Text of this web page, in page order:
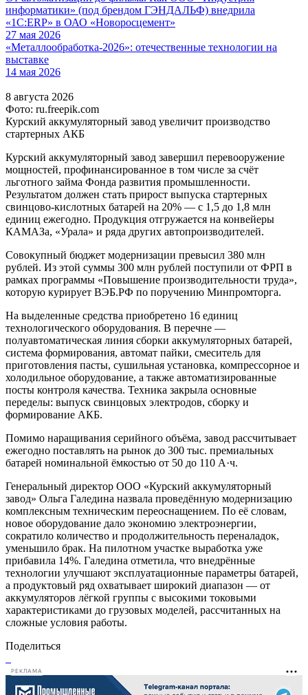
информатики» (под брендом ГЭНДАЛЬФ) внедрила
«1С:ERP» в ОАО «Новоросцемент»
27 мая 2026
«Металлообработка-2026»: отечественные технологии на
выставке
14 мая 2026
8 августа 2026
Фото: ru.freepik.com
Курский аккумуляторный завод увеличит производство
стартерных АКБ
Курский аккумуляторный завод завершил перевооружение
мощностей, профинансированное в том числе за счёт
льготного займа Фонда развития промышленности.
Результатом должен стать прирост выпуска стартерных
свинцово-кислотных батарей на 20% — с 1,5 до 1,8 млн
единиц ежегодно. Продукция отгружается на конвейеры
КАМАЗа, «Урала» и ряда других автопроизводителей.
Совокупный бюджет модернизации превысил 380 млн
рублей. Из этой суммы 300 млн рублей поступили от ФРП в
рамках программы «Повышение производительности труда»,
которую курирует ВЭБ.РФ по поручению Минпромторга.
На выделенные средства приобретено 16 единиц
технологического оборудования. В перечне —
полуавтоматическая линия сборки аккумуляторных батарей,
система формирования, автомат пайки, смеситель для
приготовления пасты, сушильная установка, компрессорное и
холодильное оборудование, а также автоматизированные
посты контроля качества. Техника закрыла основные
переделы: выпуск свинцовых электродов, сборку и
формирование АКБ.
Помимо наращивания серийного объёма, завод рассчитывает
ежегодно поставлять на рынок до 300 тыс. премиальных
батарей номинальной ёмкостью от 50 до 110 А·ч.
Генеральный директор ООО «Курский аккумуляторный
завод» Ольга Галедина назвала проведённую модернизацию
комплексным техническим переоснащением. По её словам,
новое оборудование дало экономию электроэнергии,
сократило количество и продолжительность переналадок,
уменьшило брак. На пилотном участке выработка уже
прибавила 14%. Галедина отметила, что внедрённые
технологии улучшают эксплуатационные параметры батарей,
а продуктовый ряд охватывает широкий диапазон — от
аккумуляторов лёгкой группы с высокими токовыми
характеристиками до грузовых моделей, рассчитанных на
сложные условия работы.
Поделиться
РЕКЛАМА